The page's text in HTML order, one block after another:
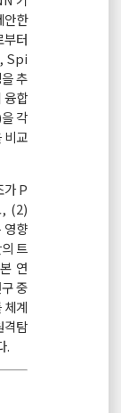
안한
터
Spi
추
융합
각
비교
가 P
, (2)
영향
트
연
중
체계
격탐
.